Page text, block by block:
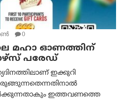
0
മഹാ ഓണത്തിന്
പരേഡ്
ഇക്കുറി
ഇത്തവണത്തെ